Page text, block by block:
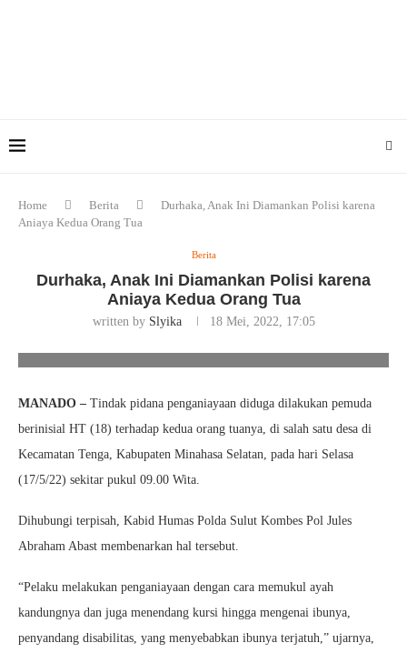
Home Berita
Durhaka, Anak Ini Diamankan Polisi karena
Aniaya Kedua Orang Tua
Berita
Durhaka, Anak Ini Diamankan Polisi karena
Aniaya Kedua Orang Tua
written by Slyika 18 Mei, 2022, 17:05
Anak Ini Diamankan Polisi karena Aniaya Kedua Orang Tua.
MANADO – Tindak pidana penganiayaan diduga dilakukan pemuda
berinisial HT (18) terhadap kedua orang tuanya, di salah satu desa di
Kecamatan Tenga, Kabupaten Minahasa Selatan, pada hari Selasa
(17/5/22) sekitar pukul 09.00 Wita.
Dihubungi terpisah, Kabid Humas Polda Sulut Kombes Pol Jules
Abraham Abast membenarkan hal tersebut.
“Pelaku melakukan penganiayaan dengan cara memukul ayah
kandungnya dan juga menendang kursi hingga mengenai ibunya,
penyandang disabilitas, yang menyebabkan ibunya terjatuh,” ujarnya,